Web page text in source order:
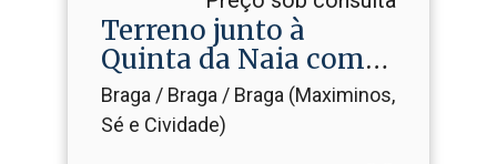
Terreno junto à
Quinta da Naia com
737 m2
Braga / Braga / Braga (Maximinos,
Sé e Cividade)